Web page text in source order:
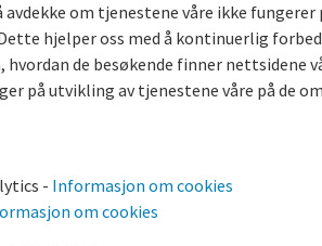
avdekke om tjenestene våre ikke
hjelper oss med å kontinuerlig
hvordan de besøkende finner
på utvikling av tjenestene våre på de
- Informasjon om cookies
om cookies